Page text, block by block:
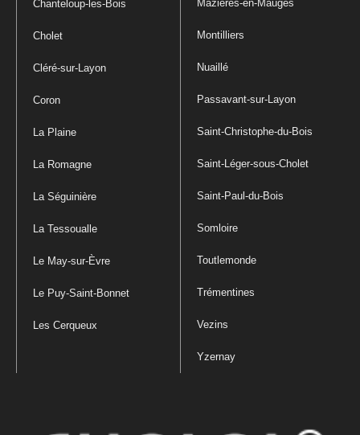
Chanteloup-les-Bois
Cholet
Cléré-sur-Layon
Coron
La Plaine
La Romagne
La Séguinière
La Tessoualle
Le May-sur-Èvre
Le Puy-Saint-Bonnet
Les Cerqueux
Mazières-en-Mauges
Montilliers
Nuaillé
Passavant-sur-Layon
Saint-Christophe-du-Bois
Saint-Léger-sous-Cholet
Saint-Paul-du-Bois
Somloire
Toutlemonde
Trémentines
Vezins
Yzernay